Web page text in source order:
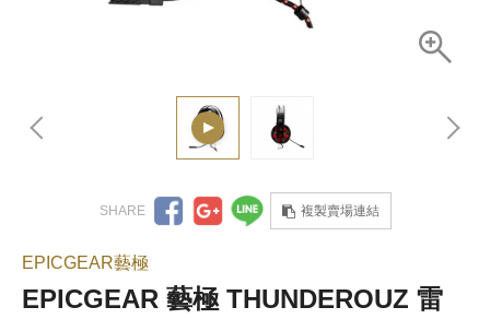
複製賣場連結
EPICGEAR藝極
EPICGEAR 藝極 THUNDEROUZ 雷